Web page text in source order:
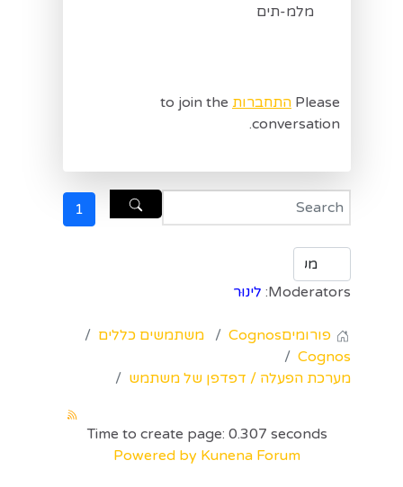
מלמ-תים
Please התחברות to join the
conversation.
1
Moderators: לינוּר
פורומיםCognos
משתמשים כללים
Cognos
מערכת הפעלה / דפדפן של משתמש
Time to create page: 0.307 seconds
Powered by Kunena Forum